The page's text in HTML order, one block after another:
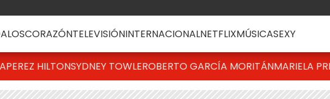
CORAZÓNTELEVISIÓNINTERNACIONALNETFLIXMÚSICASEXY
PEREZ HILTONSYDNEY TOWLEROBERTO GARCÍA MORITÁNMARIELA